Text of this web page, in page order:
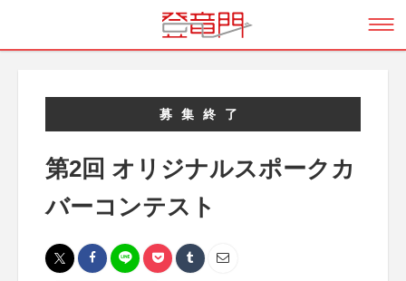
募集終了
第2回 オリジナルスポークカ
バーコンテスト